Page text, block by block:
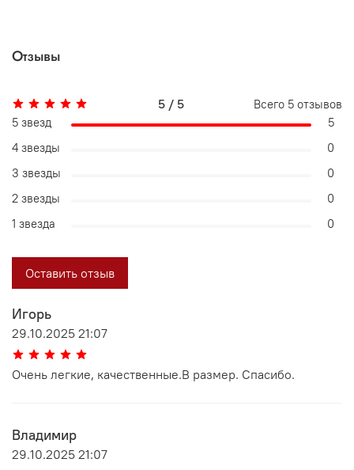
Отзывы
Игорь
29.10.2025 21:07
Очень легкие, качественные.В размер. Спасибо.
Владимир
29.10.2025 21:07
5 / 5 Всего 5 отзывов
5 звезд
5
4 звезды
0
3 звезды
0
2 звезды
0
1 звезда
0
Оставить отзыв